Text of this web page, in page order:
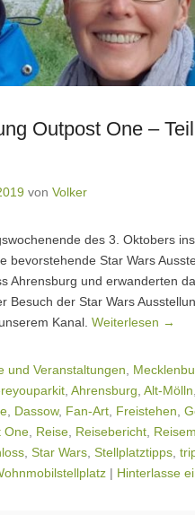
Outpost One –
von Volker
des 3. Oktobers
bevorstehende Star Wars
Ahrensburg und erwanderten
Besuch der Star Wars
Kanal. Weiterlesen →
und Veranstaltungen
Ahrensburg Alt-Mölln
Dassow, Fan-Art Freistehen
One Reise Reisebericht
Star Wars Stellplatztipps
| Hinterlasse